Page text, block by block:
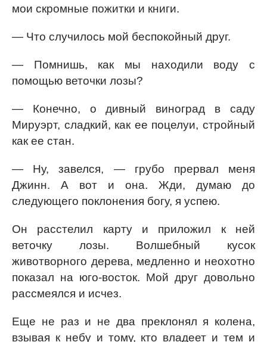
мои скромные пожитки и книги.
— Что случилось мой беспокойный друг.
— Помнишь, как мы находили воду с
помощью веточки лозы?
— Конечно, о дивный виноград в саду
Мируэрт, сладкий, как ее поцелуи, стройный
как ее стан.
— Ну, завелся, — грубо прервал меня
Джинн. А вот и она. Жди, думаю до
следующего поклонения богу, я успею.
Он расстелил карту и приложил к ней
веточку лозы. Волшебный кусок
животворного дерева, медленно и неохотно
показал на юго-восток. Мой друг довольно
рассмеялся и исчез.
Еще не раз и не два преклонял я колена,
взывая к небу и тому, кто владеет и тем и